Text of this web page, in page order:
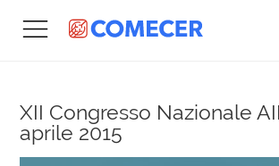
XII Congresso Nazionale
aprile 2015